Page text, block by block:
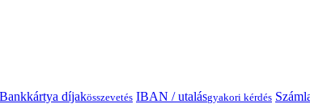
Bankkártya díjakösszevetés IBAN / utalásgyakori kérdés